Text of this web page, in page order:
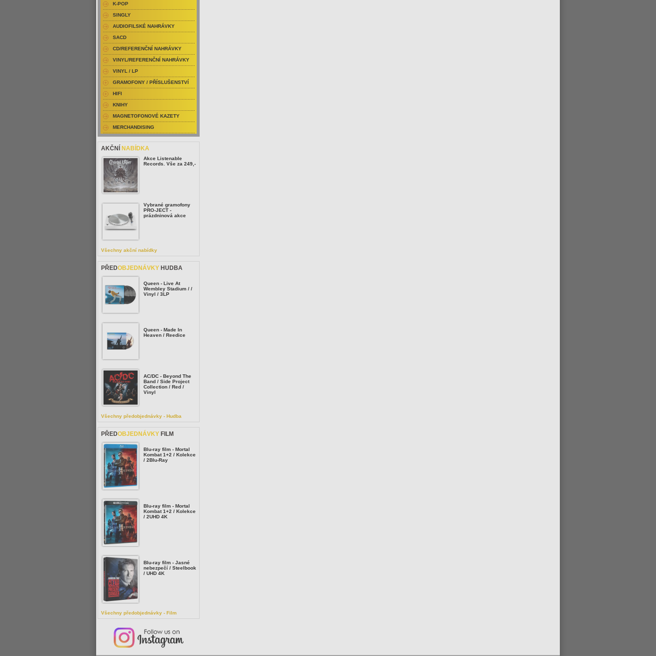
K-POP
SINGLY
AUDIOFILSKÉ NAHRÁVKY
SACD
CD/REFERENČNÍ NAHRÁVKY
VINYL/REFERENČNÍ NAHRÁVKY
VINYL / LP
GRAMOFONY / PŘÍSLUŠENSTVÍ
HIFI
KNIHY
MAGNETOFONOVÉ KAZETY
MERCHANDISING
AKČNÍ NABÍDKA
Akce Listenable
Records. Vše za 249,-
Vybrané gramofony
PRO-JECT -
prázdninová akce
Všechny akční nabídky
PŘEDOBJEDNÁVKY HUDBA
Queen - Live At
Wembley Stadium / /
Vinyl / 3LP
Queen - Made In
Heaven / Reedice
AC/DC - Beyond The
Band / Side Project
Collection / Red /
Vinyl
Všechny předobjednávky - Hudba
PŘEDOBJEDNÁVKY FILM
Blu-ray film - Mortal
Kombat 1+2 / Kolekce
/ 2Blu-Ray
Blu-ray film - Mortal
Kombat 1+2 / Kolekce
/ 2UHD 4K
Blu-ray film - Jasné
nebezpečí / Steelbook
/ UHD 4K
Všechny předobjednávky - Film